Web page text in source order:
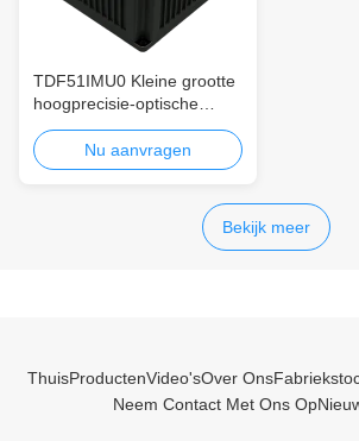
TDF51IMU0 Kleine grootte
hoogprecisie-optische
glasvezel-inertie-eenheid
met dynamische
meetfuncties voor IMU-
Nu aanvragen
Bekijk meer
ThuisProductenVideo'sOver Ons
Neem Contact Met Ons Op